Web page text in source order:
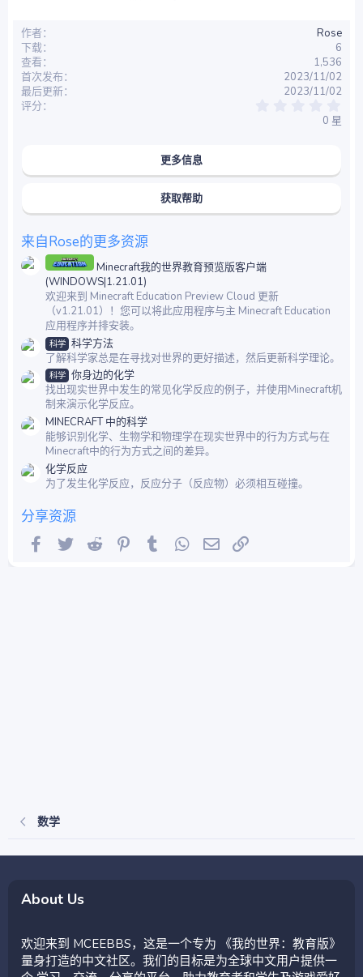
作者
Rose
下载
6
查看
1,536
首次发布
2023/11/02
最后更新
2023/11/02
评分
0 星
更多信息
获取帮助
来自Rose的更多资源
Minecraft我的世界教育预览版客户端
(WINDOWS|1.21.01)
欢迎来到 Minecraft Education Preview Cloud 更新
（v1.21.01）！您可以将此应用程序与主 Minecraft Education
应用程序并排安装。
科学 科学方法
了解科学家总是在寻找对世界的更好描述，然后更新科学理论。
科学 你身边的化学
找出现实世界中发生的常见化学反应的例子，并使用Minecraft机
制来演示化学反应。
MINECRAFT 中的科学
能够识别化学、生物学和物理学在现实世界中的行为方式与在
Minecraft中的行为方式之间的差异。
化学反应
为了发生化学反应，反应分子（反应物）必须相互碰撞。
分享资源
Facebook
Twitter Reddit Pinterest
Tumblr WhatsApp
邮件
数学
About Us
欢迎来到 MCEEBBS，这是一个专为 《我的世界：教育版》
量身打造的中文社区。我们的目标是为全球中文用户提供一